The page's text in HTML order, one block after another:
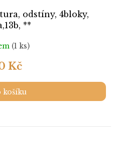
odstíny, 4bloky,
**
(1 ks)
Kč
košíku